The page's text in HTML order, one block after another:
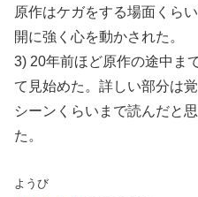
原作はケガをする場面くら
開に強く心を動かされた。
3) 20年前ほど原作の途中ま
て見始めた。詳しい部分は
シーンくらいまで読んだと
た。
ようび